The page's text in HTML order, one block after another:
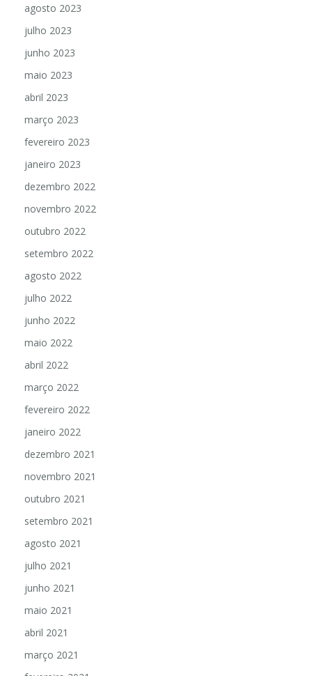
agosto 2023
julho 2023
junho 2023
maio 2023
abril 2023
março 2023
fevereiro 2023
janeiro 2023
dezembro 2022
novembro 2022
outubro 2022
setembro 2022
agosto 2022
julho 2022
junho 2022
maio 2022
abril 2022
março 2022
fevereiro 2022
janeiro 2022
dezembro 2021
novembro 2021
outubro 2021
setembro 2021
agosto 2021
julho 2021
junho 2021
maio 2021
abril 2021
março 2021